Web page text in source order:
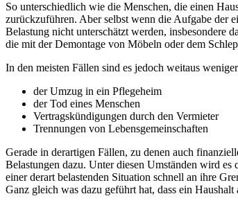
So unterschiedlich wie die Menschen, die einen
zurückzuführen. Aber selbst wenn die Aufgabe der
Belastung nicht unterschätzt werden, insbesondere
die mit der Demontage von Möbeln oder dem
In den meisten Fällen sind es jedoch weitaus
der Umzug in ein Pflegeheim
der Tod eines Menschen
Vertragskündigungen durch den Vermieter
Trennungen von Lebensgemeinschaften
Gerade in derartigen Fällen, zu denen auch
Belastungen dazu. Unter diesen Umständen wird
einer derart belastenden Situation schnell an ihre
Ganz gleich was dazu geführt hat, dass ein